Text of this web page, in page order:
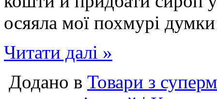
осяяла мої похмурі
Читати далі »
Додано в Товари з